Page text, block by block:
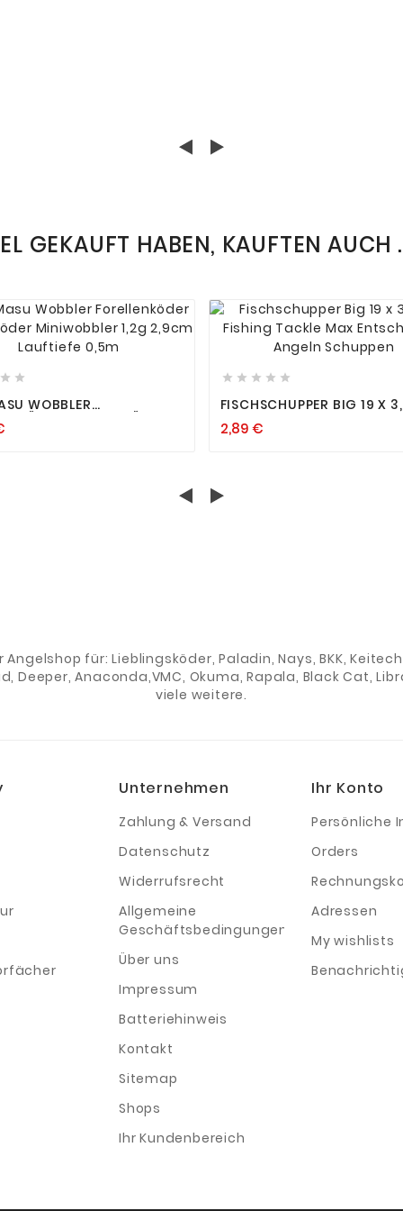
GEKAUFT HABEN, KAUFTEN AUCH
  
 
WOBBLER
BARSCHKÖDER
1,2G 2,9CM
  
    
FISCHSCHUPPER BIG 19 X
ENTSCHUPPER ANGELN
2,89 €
für: Lieblingsköder, Paladin, Nays, BKK,
Deeper, Anaconda,VMC, Okuma, Rapala, Black Cat,
viele weitere.
Unternehmen
Zahlung & Versand
Datenschutz
Widerrufsrecht
Allgemeine
Geschäftsbedingungen
Über uns
Impressum
Batteriehinweis
Kontakt
Sitemap
Shops
Ihr Kundenbereich
Ihr Konto
Persönliche
Orders
Adressen
My wishlists